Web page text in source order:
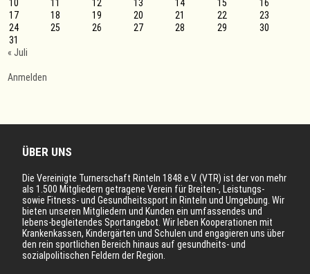
10
11 12 13 14 15
16
17
18 19 20 21 22
23
24
25 26 27 28 29
30
31
« Juli
Anmelden
ÜBER UNS
Die Vereinigte Turnerschaft Rinteln 1848 e.V. (VTR) ist der von mehr
als 1.500 Mitgliedern getragene Verein für Breiten-, Leistungs-
sowie Fitness- und Gesundheitssport in Rinteln und Umgebung. Wir
bieten unseren Mitgliedern und Kunden ein umfassendes und
lebens-begleitendes Sportangebot. Wir leben Kooperationen mit
Krankenkassen, Kindergärten und Schulen und engagieren uns über
den rein sportlichen Bereich hinaus auf gesundheits- und
sozialpolitischen Feldern der Region.